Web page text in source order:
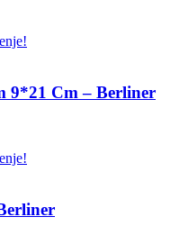
9*21 Cm – Berliner